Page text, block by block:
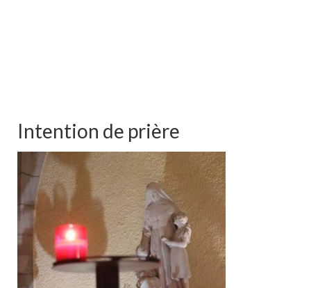
Intention de prière